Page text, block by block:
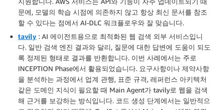
문에, 모델의 학습 시점에 의존하지 않고 항상 최신 문서를 참조
할 수 있다는 점에서 AI-DLC 워크플로우와 잘 맞습니다.
tavily : AI 에이전트용으로 최적화된 웹 검색 외부 서비스입니
다. 일반 검색 엔진 결과와 달리, 질문에 대한 답변에 도움이 되도
록 정제된 형태로 결과를 반환합니다. 이번 사례에서는 주로
INCEPTION Phase에서 활용되었습니다. 요구사항이나 제약사항
을 분석하는 과정에서 업계 관행, 표준 규격, 레퍼런스 아키텍처
같은 도메인 지식이 필요할 때 Main Agent가 tavily로 웹을 검색
해 근거를 보강하는 방식입니다. 코드 생성 단계에서는 일반적으